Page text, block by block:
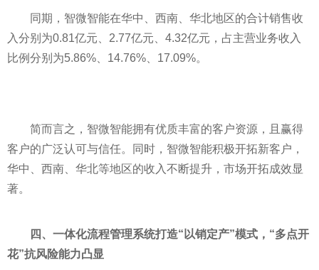
同期，智微智能在华中、西南、华北地区的合计销售收
入分别为0.81亿元、2.77亿元、4.32亿元，占主营业务收入
比例分别为5.86%、14.76%、17.09%。
简而言之，智微智能拥有优质丰富的客户资源，且赢得
客户的广泛认可与信任。同时，智微智能积极开拓新客户，
华中、西南、华北等地区的收入不断提升，市场开拓成效显
著。
四、一体化流程管理系统打造“以销定产”模式，“多点开
花”抗风险能力凸显